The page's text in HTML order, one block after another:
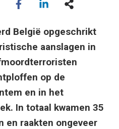
België opgeschrikt
aanslagen in
op de
en in het
In totaal kwamen 35
en raakten ongeveer